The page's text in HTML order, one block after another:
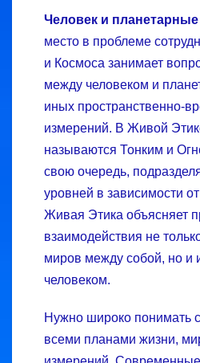
Человек и
место в проблеме
и Космоса занимает
между человеком и
иных пространственно-­
измерений. В Живой
называются Тонким и
свою очередь,
уровней в зависимости
Живая Этика объясняет
взаимодействия не
миров между собой, но и
человеком.
Нужно широко понимать
всеми планами жизни,